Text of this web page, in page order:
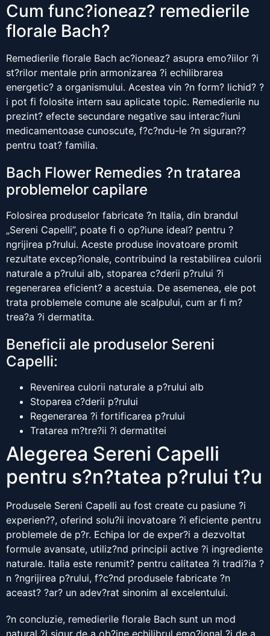
Cum func?ioneaz? remedierile
florale Bach?
Remedierile florale Bach ac?ioneaz? asupra emo?iilor ?i
st?rilor mentale prin armonizarea ?i echilibrarea
energetic? a organismului. Acestea vin ?n form? lichid? ?
i pot fi folosite intern sau aplicate topic. Remedierile nu
prezint? efecte secundare negative sau interac?iuni
medicamentoase cunoscute, f?c?ndu-le ?n siguran??
pentru toat? familia.
Bach Flower Remedies ?n tratarea
problemelor capilare
Folosirea produselor fabricate ?n Italia, din brandul
„Sereni Capelli”, poate fi o op?iune ideal? pentru ?
ngrijirea p?rului. Aceste produse inovatoare promit
rezultate excep?ionale, contribuind la restabilirea culorii
naturale a p?rului alb, stoparea c?derii p?rului ?i
regenerarea eficient? a acestuia. De asemenea, ele pot
trata problemele comune ale scalpului, cum ar fi m?
trea?a ?i dermatita.
Beneficii ale produselor Sereni
Capelli:
Revenirea culorii naturale a p?rului alb
Stoparea c?derii p?rului
Regenerarea ?i fortificarea p?rului
Tratarea m?tre?ii ?i dermatitei
Alegerea Sereni Capelli
pentru s?n?tatea p?rului t?u
Produsele Sereni Capelli au fost create cu pasiune ?i
experien??, oferind solu?ii inovatoare ?i eficiente pentru
problemele de p?r. Echipa lor de exper?i a dezvoltat
formule avansate, utiliz?nd principii active ?i ingrediente
naturale. Italia este renumit? pentru calitatea ?i tradi?ia ?
n ?ngrijirea p?rului, f?c?nd produsele fabricate ?n
aceast? ?ar? un adev?rat sinonim al excelentului.
?n concluzie, remedierile florale Bach sunt un mod